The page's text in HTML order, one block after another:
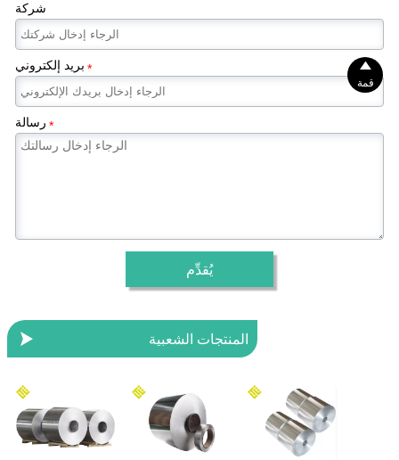
شركة
بريد إلكتروني *
رسالة *
يُقدِّم
 المنتجات الشعبية

قمة